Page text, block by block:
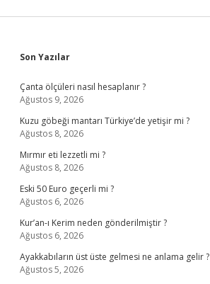
Sidebar
Son Yazılar
Çanta ölçüleri nasıl hesaplanır ?
Ağustos 9, 2026
Kuzu göbeği mantarı Türkiye’de yetişir mi ?
Ağustos 8, 2026
Mırmır eti lezzetli mi ?
Ağustos 8, 2026
Eski 50 Euro geçerli mi ?
Ağustos 6, 2026
Kur’an-ı Kerim neden gönderilmiştir ?
Ağustos 6, 2026
Ayakkabıların üst üste gelmesi ne anlama gelir ?
Ağustos 5, 2026